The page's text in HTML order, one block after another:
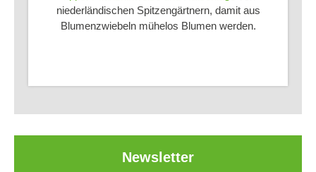
niederländischen Spitzengärtnern, damit aus
Blumenzwiebeln mühelos Blumen werden.
Newsletter